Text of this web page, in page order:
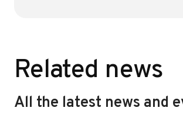
Related news
All the latest news and